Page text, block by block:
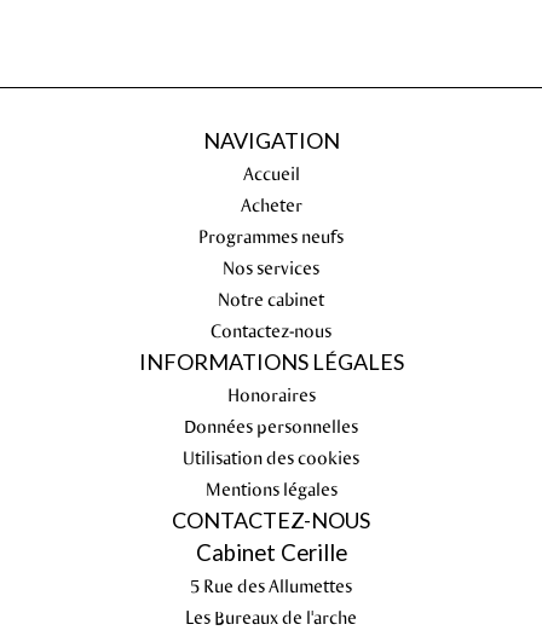
NAVIGATION
Accueil
Acheter
Programmes neufs
Nos services
Notre cabinet
Contactez-nous
INFORMATIONS LÉGALES
Honoraires
Données personnelles
Utilisation des cookies
Mentions légales
CONTACTEZ-NOUS
Cabinet Cerille
5 Rue des Allumettes
Les Bureaux de l'arche